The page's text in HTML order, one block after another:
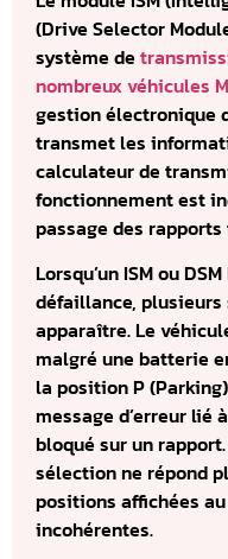
(Drive Selector
système de
nombreux véhicules
gestion électronique
transmet les
calculateur de
fonctionnement est
passage des
Lorsqu’un ISM ou
défaillance,
apparaître. Le
malgré une batterie
la position P
message d’erreur lié
bloqué sur un
sélection ne répond
positions affichées
incohérentes.